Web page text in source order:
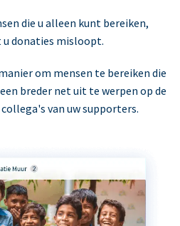
die u alleen kunt bereiken,
donaties misloopt.
om mensen te bereiken die
breder net uit te werpen op de
van uw supporters.